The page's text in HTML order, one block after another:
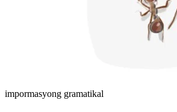
impormasyong gramatikal